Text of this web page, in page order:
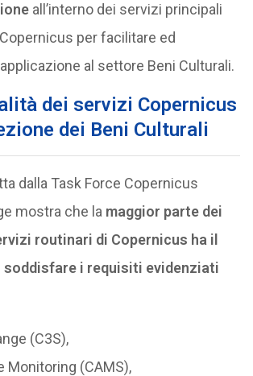
all’interno dei servizi principali
per facilitare ed
al settore Beni Culturali.
dei servizi Copernicus
dei Beni Culturali
dalla Task Force Copernicus
mostra che la maggior parte dei
routinari di Copernicus ha il
soddisfare i requisiti evidenziati
(C3S),
Monitoring (CAMS),